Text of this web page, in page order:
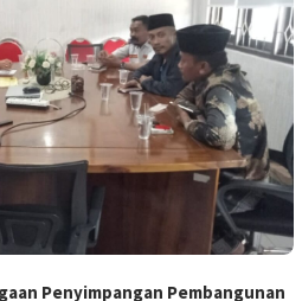
Penyimpangan Pembangunan